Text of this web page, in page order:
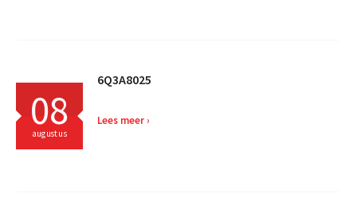
08
augustus
6Q3A8025
Lees meer